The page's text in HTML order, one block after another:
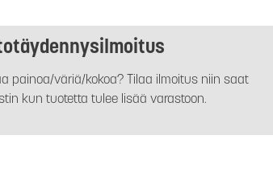
painoa/väriä/kokoa? Tilaa ilmoitus niin saat
kun tuotetta tulee lisää varastoon.